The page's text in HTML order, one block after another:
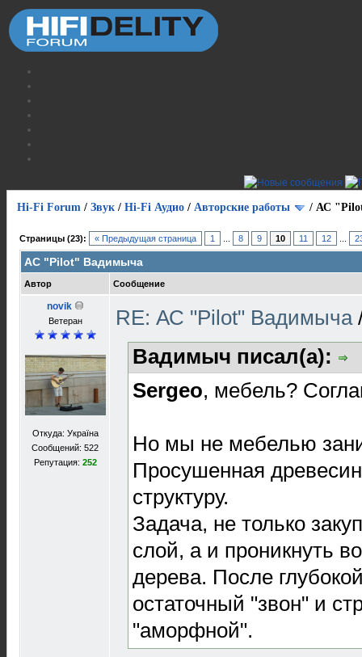
Hi-Fi Forum / Звук / Hi-Fi Аудио / Авторские работы / АС
Страницы (23): « Предыдущая страница 1 8 9 10 11 12
АС "Pilot" Вадимыча
Автор Сообщение
novik
Ветеран
Откуда: Україна
Сообщений: 522
Репутация: 252
RE: АС "Pilot" Вадимыча
Вадимыч писал(а):
Sergeo, мебель?
Но мы не мебелью
Просушенная
структуру.
Задача, не только
слой, а и проникнуть
дерева. После
остаточный "звон" и
"аморфной".